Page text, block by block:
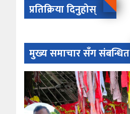
प्रतिक्रिया दिनुहोस्
मुख्य समाचार सँग संबन्धित